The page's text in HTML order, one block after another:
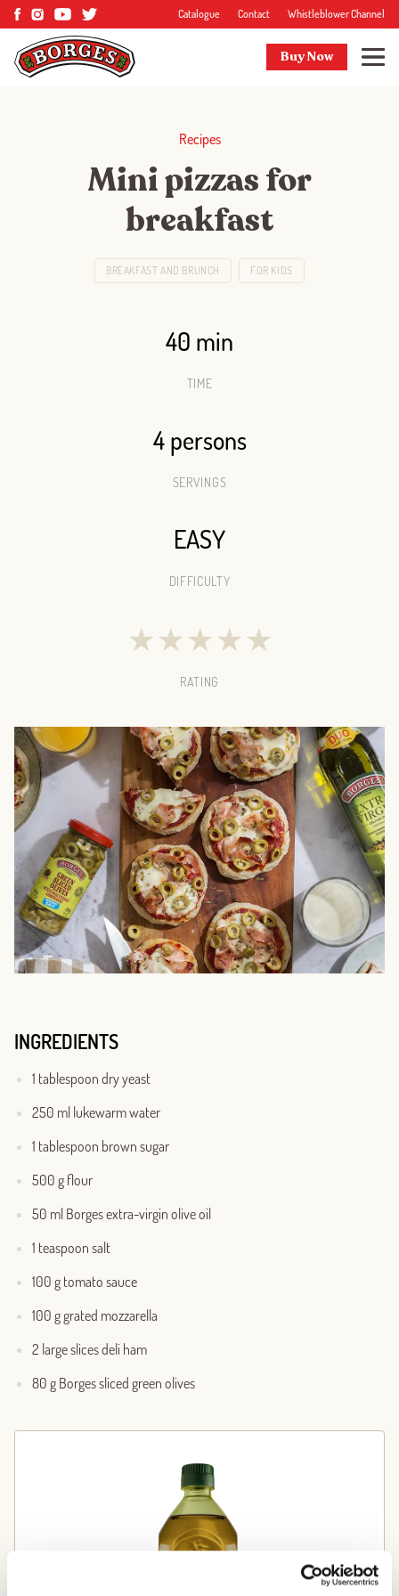
Catalogue Contact Whistleblower Channel
Buy Now
Recipes
Mini pizzas for
breakfast
BREAKFAST AND BRUNCH FOR KIDS
40 min
TIME
4 persons
SERVINGS
EASY
DIFFICULTY
★★★★★
RATING
INGREDIENTS
1 tablespoon dry yeast
250 ml lukewarm water
1 tablespoon brown sugar
500 g flour
50 ml Borges extra-virgin olive oil
1 teaspoon salt
100 g tomato sauce
100 g grated mozzarella
2 large slices deli ham
80 g Borges sliced green olives